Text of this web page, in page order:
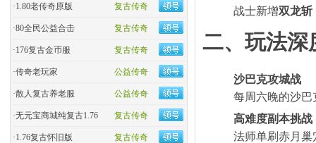
复古传奇
·1.80老传奇原版
复古传奇
·80全民公益合击
复古传奇
·176复古金币服
公益传奇
·传奇老玩家
公益传奇
·散人复古养老服
复古传奇
·无元宝商城纯复古1.76
复古传奇
·1.76复古怀旧版
战士新增双龙斩
二、玩法深
沙巴克攻城战
每周六晚的沙
高难度副本挑战
法师单刷赤月